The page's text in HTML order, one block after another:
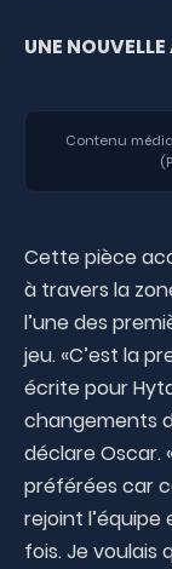
UNE
Contenu
Cette pièce
à travers la
l’une des
jeu. «C’est la
écrite pour
changements
déclare Oscar.
préférées car
rejoint
fois. Je voulais